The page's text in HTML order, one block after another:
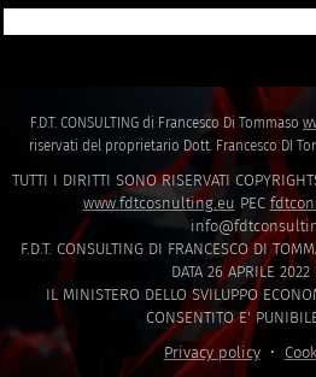
F.D.T. CONSULTING di Francesco Di Tommaso
riservati del proprietario Dott. Francesco DI
TUTTI I DIRITTI SONO RISERVATI
www.fdtcosnulting.eu PEC
F.D.T. CONSULTING DI FRANCESCO DI
DATA 26 APRILE 2022
IL MINISTERO DELLO SVILUPPO
CONSENTITO E'
Privacy policy